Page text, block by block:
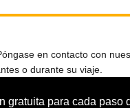
en contacto con
o durante su viaje.
gratuita para cada paso